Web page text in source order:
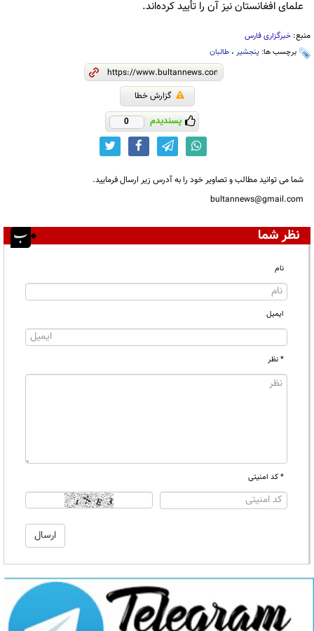
علمای افغانستان نیز آن را تأیید کرده‌اند.
منبع: خبرگزاری فارس
برچسب ها: پنجشیر ، طالبان
گزارش خطا
پسندیدم 0
شما می توانید مطالب و تصاویر خود را به آدرس زیر ارسال فرمایید.
bultannews@gmail.com
نظر شما
نام
ایمیل
* نظر
* کد امنیتی